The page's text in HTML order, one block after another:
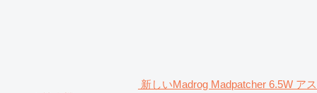
新しいMadrog Madpatcher 6.5W アス